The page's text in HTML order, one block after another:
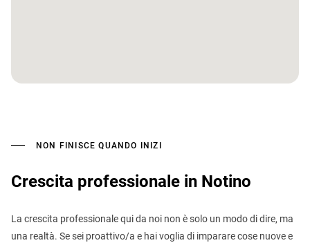
NON FINISCE QUANDO INIZI
Crescita professionale in Notino
La crescita professionale qui da noi non è solo un modo di dire, ma
una realtà. Se sei proattivo/a e hai voglia di imparare cose nuove e